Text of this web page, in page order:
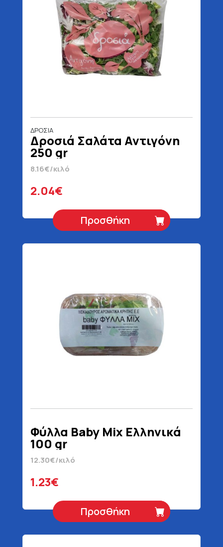
ΔΡΟΣΙΑ
Δροσιά Σαλάτα Αντιγόνη
250 gr
8.16€/κιλό
2.04€
Προσθήκη
Φύλλα Baby Mix Ελληνικά
100 gr
12.30€/κιλό
1.23€
Προσθήκη